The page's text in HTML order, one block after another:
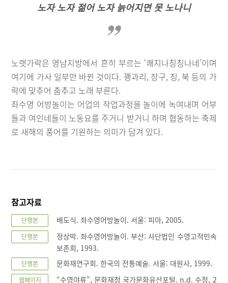
노자 노자 젊어 노자 늙어지면 못 노나니
노랫가락은 영남지방에서 흔히 부르는 ‘쾌지나칭칭나네’이며
여기에 가사 일부만 바뀐 것이다. 꽹과리, 장구, 징, 북 등의 가
락에 맞추어 춤추고 노래 부른다.
좌수영 어방놀이는 어업의 작업과정을 놀이에 녹여내며 어부
들과 여인네들이 노동요를 주거니 받거니 하며 협동하는 축제
로 새해의 풍어를 기원하는 의미가 담겨 있다.
참고자료
단행본 배도식. 좌수영어방놀이. 서울: 피아, 2005.
단행본
정상박. 좌수영어방놀이. 부산: 사단법인 수영고적민속
보존회, 1993.
단행본 문화재연구회. 한국의 전통예술. 서울: 대원사, 1999.
웹페이지 “수영야류”, 문화재청 국가문화유산포털. n.d. 수정, 2